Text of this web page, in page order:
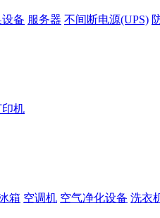
备 服务器 不间断电源(UPS)
机
箱 空调机 空气净化设备 洗衣